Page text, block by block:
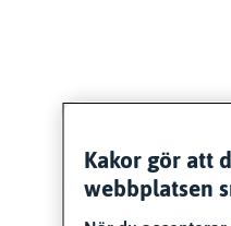
Kakor gör att
webbplatsen